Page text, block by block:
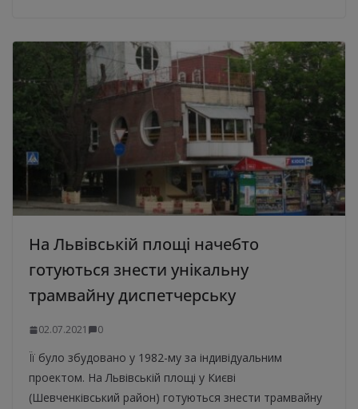
На Львівській площі начебто
готуються знести унікальну
трамвайну диспетчерську
02.07.2021 0
Її було збудовано у 1982-му за індивідуальним
проектом. На Львівській площі у Києві
(Шевченківський район) готуються знести трамвайну